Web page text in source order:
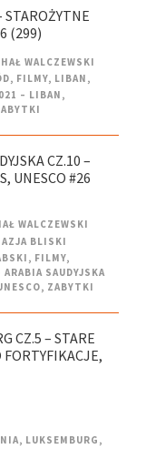
STAROŻYTNE
(299)
WALCZEWSKI
, FILMY, LIBAN ,
– LIBAN ,
CZ.10 –
UNESCO #26
WALCZEWSKI
AZJA BLISKI
, FILMY,
SAUDYJSKA
, ZABYTKI
CZ.5 – STARE
, LUKSEMBURG ,